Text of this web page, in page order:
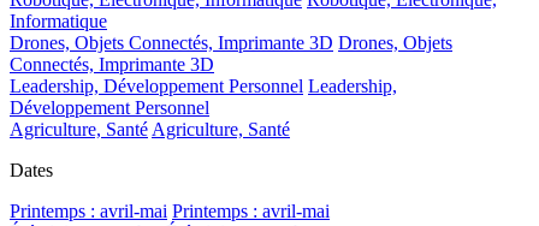
Informatique
Drones, Objets Connectés, Imprimante 3D Drones, Objets
Connectés, Imprimante 3D
Leadership, Développement Personnel Leadership,
Développement Personnel
Agriculture, Santé Agriculture, Santé
Dates
Printemps : avril-mai Printemps : avril-mai